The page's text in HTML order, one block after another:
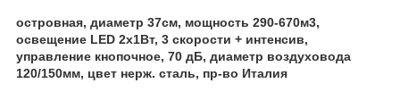
островная, диаметр 37см, мощность 290-670м3,
освещение LED 2x1Вт, 3 скорости + интенсив,
управление кнопочное, 70 дБ, диаметр воздуховода
120/150мм, цвет нерж. сталь, пр-во Италия